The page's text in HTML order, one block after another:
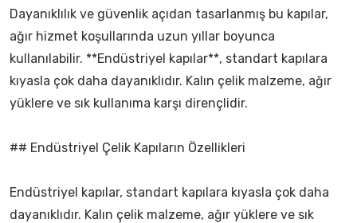
Dayanıklılık ve güvenlik açıdan tasarlanmış bu kapılar,
ağır hizmet koşullarında uzun yıllar boyunca
kullanılabilir. **Endüstriyel kapılar**, standart kapılara
kıyasla çok daha dayanıklıdır. Kalın çelik malzeme, ağır
yüklere ve sık kullanıma karşı dirençlidir.
## Endüstriyel Çelik Kapıların Özellikleri
Endüstriyel kapılar, standart kapılara kıyasla çok daha
dayanıklıdır. Kalın çelik malzeme, ağır yüklere ve sık